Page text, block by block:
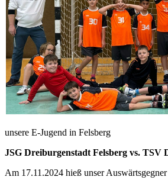
unsere E-Jugend in Felsberg
JSG Dreiburgenstadt Felsberg vs. TSV
Am 17.11.2024 hieß unser